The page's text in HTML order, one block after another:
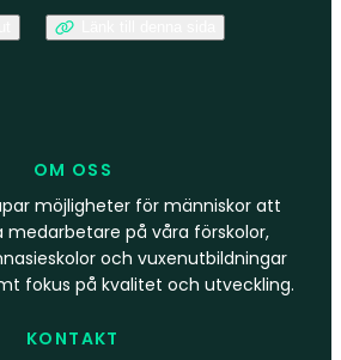
OM OSS
möjligheter för människor att
medarbetare på våra förskolor,
och vuxenutbildningar
fokus på kvalitet och utveckling.
KONTAKT